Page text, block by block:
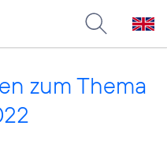
zum Thema